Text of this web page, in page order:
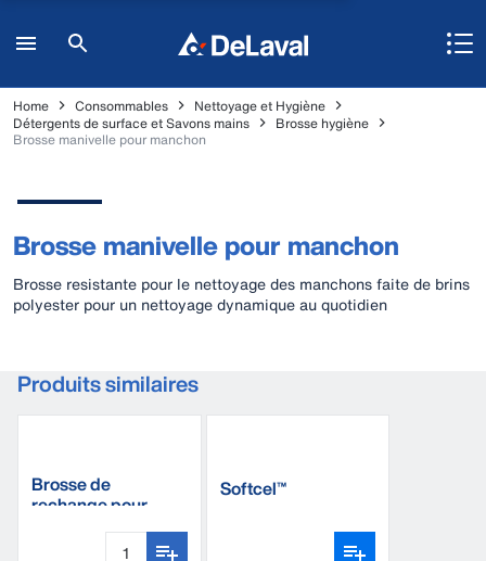
Home Consommables
Nettoyage et Hygiène
Détergents de surface et Savons mains
Brosse hygiène
Brosse manivelle pour manchon
Brosse manivelle pour manchon
Brosse resistante pour le nettoyage des manchons faite de brins
polyester pour un nettoyage dynamique au quotidien
Produits similaires
Brosse de
rechange pour
Softcel™